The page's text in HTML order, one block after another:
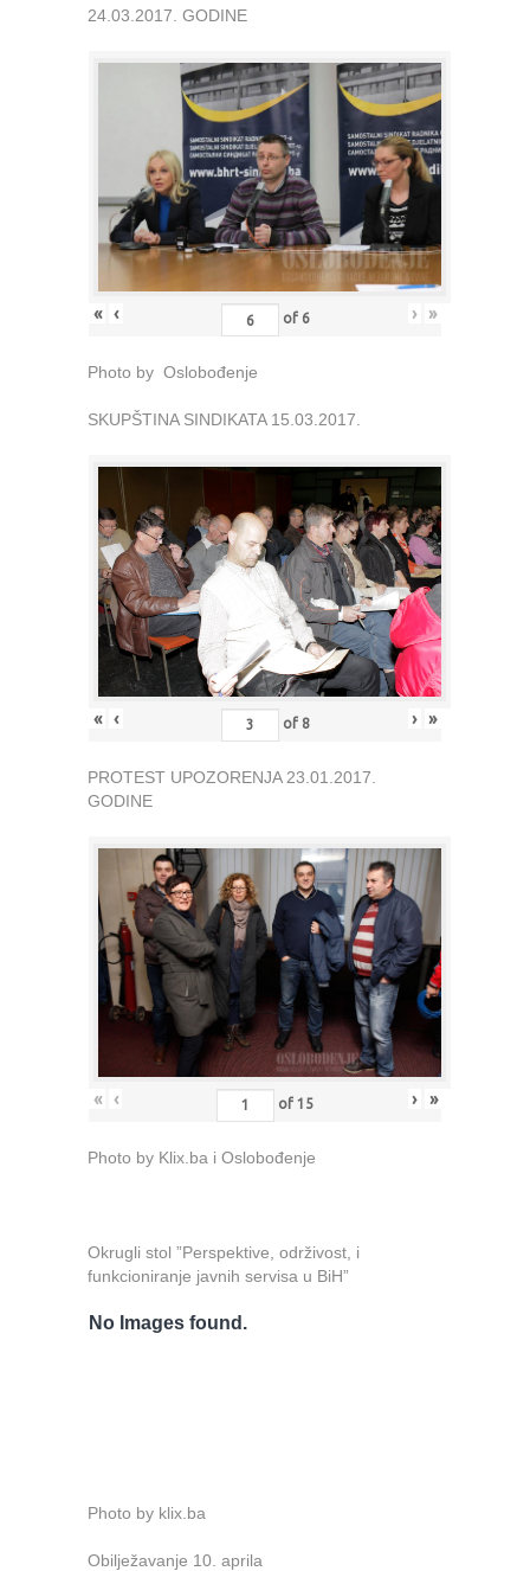
24.03.2017. GODINE
« ‹ of 6 › »
Photo by Oslobođenje
SKUPŠTINA SINDIKATA 15.03.2017.
« ‹ of 8 › »
PROTEST UPOZORENJA 23.01.2017.
GODINE
« ‹ of 15 › »
Photo by Klix.ba i Oslobođenje
Okrugli stol ”Perspektive, održivost, i
funkcioniranje javnih servisa u BiH”
No Images found.
Photo by klix.ba
Obilježavanje 10. aprila